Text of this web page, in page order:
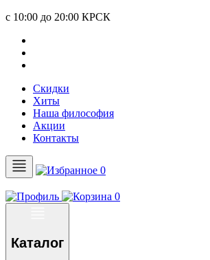
c 10:00 до 20:00 КРСК
Скидки
Хиты
Наша философия
Акции
Контакты
0
0
Каталог